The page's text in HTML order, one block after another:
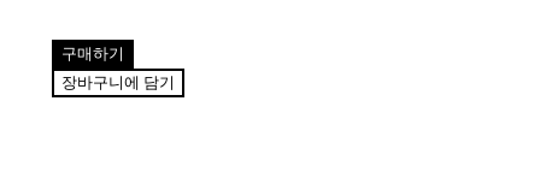
구매하기
장바구니에 담기